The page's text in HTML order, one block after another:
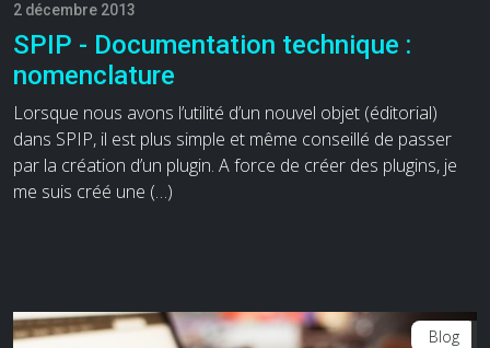
2 décembre 2013
SPIP - Documentation technique :
nomenclature
Lorsque nous avons l’utilité d’un nouvel objet (éditorial)
dans SPIP, il est plus simple et même conseillé de passer
par la création d’un plugin. A force de créer des plugins, je
me suis créé une (…)
Blog